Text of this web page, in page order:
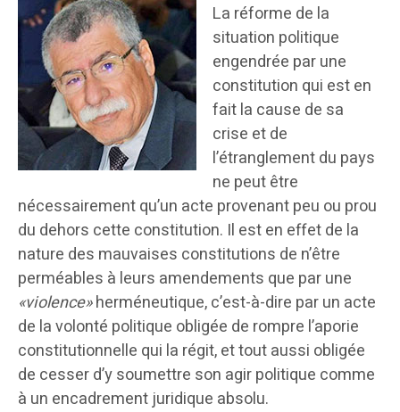
La réforme de la
situation politique
engendrée par une
constitution qui est en
fait la cause de sa
crise et de
l’étranglement du pays
ne peut être
nécessairement qu’un acte provenant peu ou prou
du dehors cette constitution. Il est en effet de la
nature des mauvaises constitutions de n’être
perméables à leurs amendements que par une
«violence»herméneutique, c’est-à-dire par un acte
de la volonté politique obligée de rompre l’aporie
constitutionnelle qui la régit, et tout aussi obligée
de cesser d’y soumettre son agir politique comme
à un encadrement juridique absolu.